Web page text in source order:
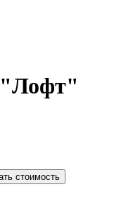
стоимость